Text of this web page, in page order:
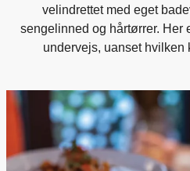
velindrettet med eget
sengelinned og hårtørrer. Her
undervejs, uanset